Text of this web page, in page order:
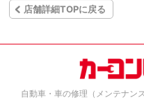
店舗詳細TOPに戻る
自動車・車の修理（メンテナン